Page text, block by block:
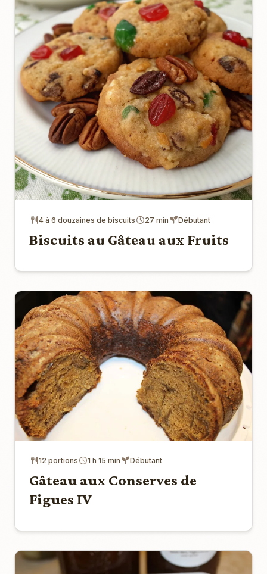
4 à 6 douzaines de biscuits 27 min Débutant
Biscuits au Gâteau aux Fruits
12 portions 1 h 15 min Débutant
Gâteau aux Conserves de
Figues IV